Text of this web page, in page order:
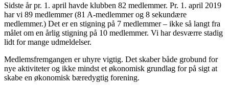
Sidste år pr. 1. april havde klubben 82 medlemmer. Pr. 1. april 2019
har vi 89 medlemmer (81 A-medlemmer og 8 sekundære
medlemmer.) Det er en stigning på 7 medlemmer – ikke så langt fra
målet om en årlig stigning på 10 medlemmer. Vi har desværre stadig
lidt for mange udmeldelser.
Medlemsfremgangen er uhyre vigtig. Det skaber både grobund for
nye aktiviteter og ikke mindst et økonomisk grundlag for på sigt at
skabe en økonomisk bæredygtig forening.